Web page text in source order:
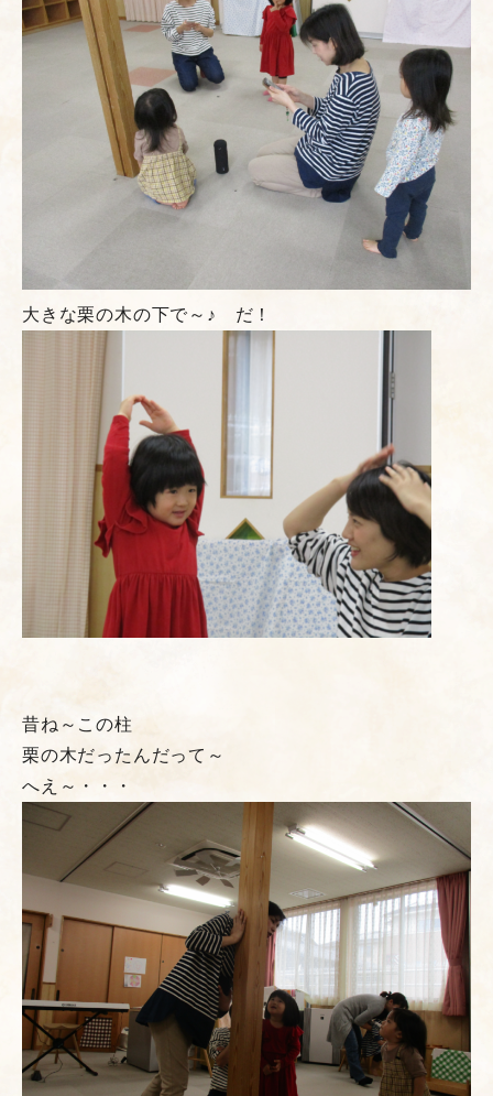
大きな栗の木の下で～♪ だ！
昔ね～この柱
栗の木だったんだって～
へえ～・・・